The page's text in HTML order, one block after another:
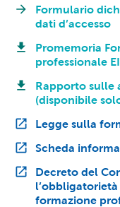
Formulario
dati d’accesso
Promemoria
professionale
Rapporto sulle
(disponibile
Legge sulla
Scheda
Decreto del
formazione